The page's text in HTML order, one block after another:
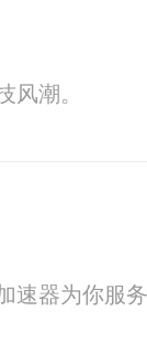
潮。
器为你服